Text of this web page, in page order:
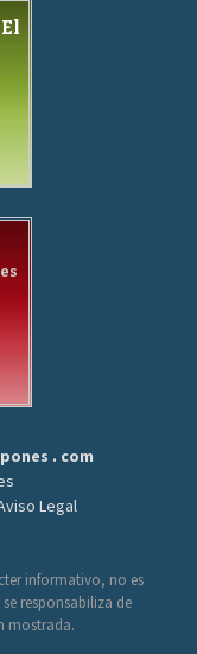
. com
Legal
informativo, no es
responsabiliza de
mostrada.